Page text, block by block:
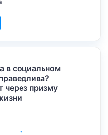
в социальном
через призму